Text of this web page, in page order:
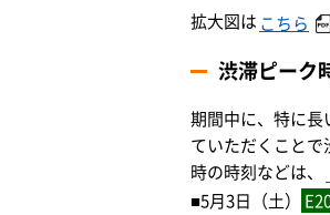
拡大図は こちら
渋滞ピーク
期間中に、特に
ていただくこと
時の時刻などは、
■5月3日（土）